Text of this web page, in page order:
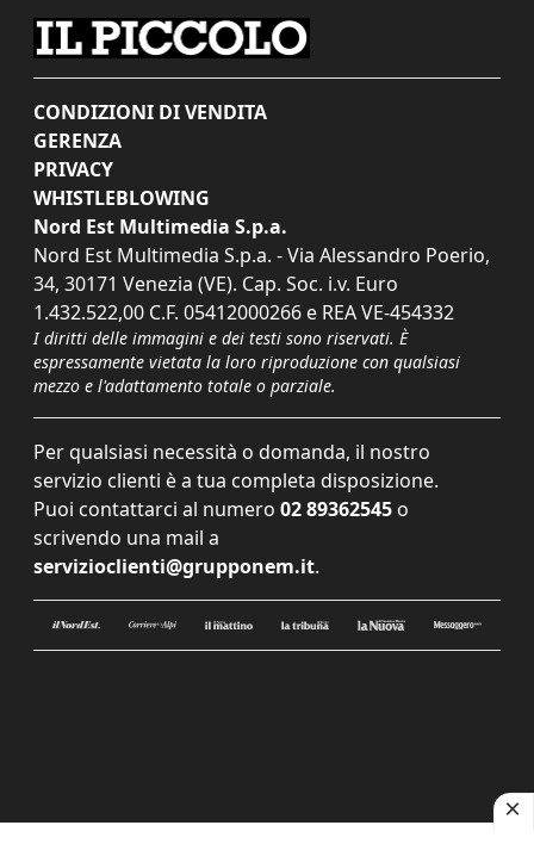
CONDIZIONI DI VENDITA
GERENZA
PRIVACY
WHISTLEBLOWING
Nord Est Multimedia S.p.a.
Nord Est Multimedia S.p.a. - Via Alessandro Poerio,
34, 30171 Venezia (VE). Cap. Soc. i.v. Euro
1.432.522,00 C.F. 05412000266 e REA VE-454332
I diritti delle immagini e dei testi sono riservati. È
espressamente vietata la loro riproduzione con qualsiasi
mezzo e l'adattamento totale o parziale.
Per qualsiasi necessità o domanda, il nostro
servizio clienti è a tua completa disposizione.
Puoi contattarci al numero 02 89362545 o
scrivendo una mail a
servizioclienti@grupponem.it.